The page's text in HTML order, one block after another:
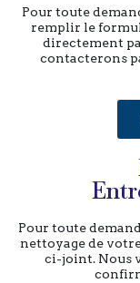
Pour toute
remplir le
directement
contacterons
Pour toute
nettoyage de
ci-joint. Nous